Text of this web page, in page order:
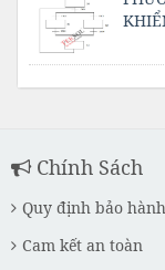
Chính Sách
Quy định bảo
Cam kết an toàn